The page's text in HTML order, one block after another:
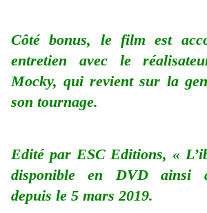
Côté bonus, le film est
entretien avec le
Mocky, qui revient sur la
son tournage.
Edité par ESC Editions, «
disponible en DVD ainsi
depuis le 5 mars 2019.